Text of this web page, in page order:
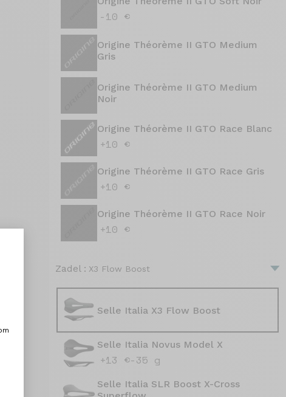
uw opties
-10 €
Origine Théorème II GTO Medium
Gris
Origine Théorème II GTO Medium
Noir
Origine Théorème II GTO Race Blanc
+10 €
Origine Théorème II GTO Race Gris
+10 €
Origine Théorème II GTO Race Noir
+10 €
Zadel : X3 Flow Boost
Selle Italia X3 Flow Boost
Selle Italia Novus Model X
+13 €-35 g
Selle Italia SLR Boost X-Cross